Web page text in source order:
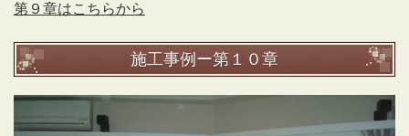
第９章はこちらから
施工事例ー第１０章